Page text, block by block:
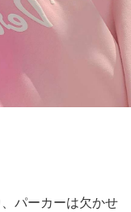
パーカーは欠かせ